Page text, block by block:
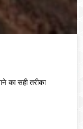
का सही तरीका